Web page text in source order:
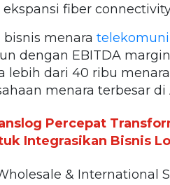
fiber
bisnis menara
dengan EBITDA
lebih dari 40 ribu
menara terbesar di
Percepat
Integrasikan Bisnis
& International